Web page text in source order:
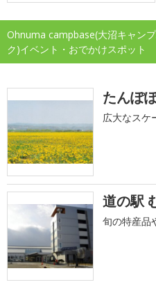
Ohnuma campbase(大沼キャン
ク)イベント・おでかけスポット
たんぽ
広大なスケ
道の駅
旬の特産品